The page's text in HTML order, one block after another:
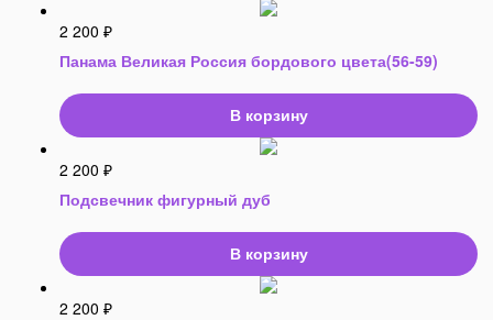
2 200 ₽
Панама Великая Россия бордового цвета(56-59)
В корзину
2 200 ₽
Подсвечник фигурный дуб
В корзину
2 200 ₽